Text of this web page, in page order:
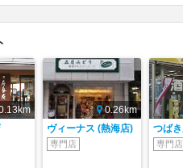
0.26km
ヴィーナス (熱海店)
専門店
つば
専門店